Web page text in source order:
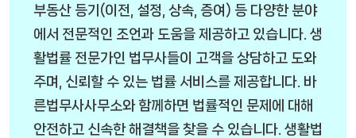
부동산 등기(이전, 설정, 상속, 증여) 등 다양한 분야
에서 전문적인 조언과 도움을 제공하고 있습니다. 생
활법률 전문가인 법무사들이 고객을 상담하고 도와
주며, 신뢰할 수 있는 법률 서비스를 제공합니다. 바
른법무사사무소와 함께하면 법률적인 문제에 대해
안전하고 신속한 해결책을 찾을 수 있습니다. 생활법